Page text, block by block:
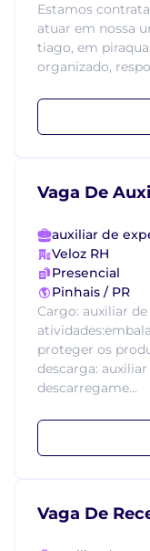
Estamos
atuar em nossa
tiago, em
organizado,
Vaga De
auxiliar de
Veloz RH
Presencial
Pinhais / PR
Cargo: auxiliar
proteger os
descarga:
descarregame...
Vaga De